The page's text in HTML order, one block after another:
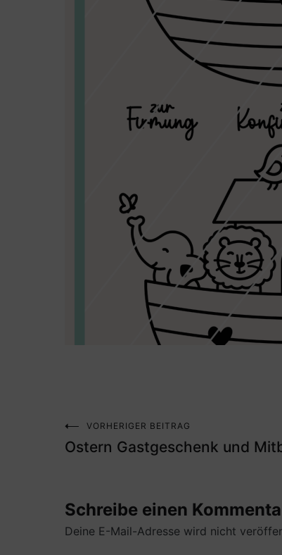
VORHERIGER BEITRAG
Ostern Gastgeschenk und
Schreibe einen
Deine E-Mail-Adresse wird nicht